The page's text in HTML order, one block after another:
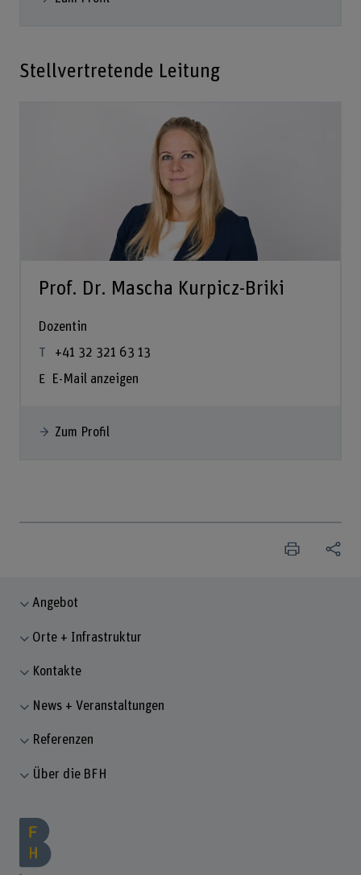
Stellvertretende Leitung
Prof. Dr. Mascha Kurpicz-Briki
Dozentin
+41 32 321 63 13
E-Mail anzeigen
Zum Profil
Angebot
Orte + Infrastruktur
Kontakte
News + Veranstaltungen
Referenzen
Über die BFH